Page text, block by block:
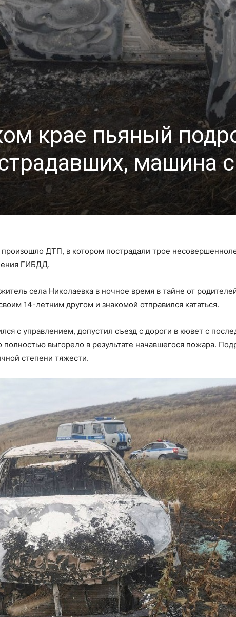
крае пьяный
машина
ДТП, в котором пострадали трое
ГИБДД.
села Николаевка в ночное время в тайне от
14-летним другом и знакомой отправился кататься.
с управлением, допустил съезд с дороги в кювет с
выгорело в результате начавшегося пожара.
степени тяжести.